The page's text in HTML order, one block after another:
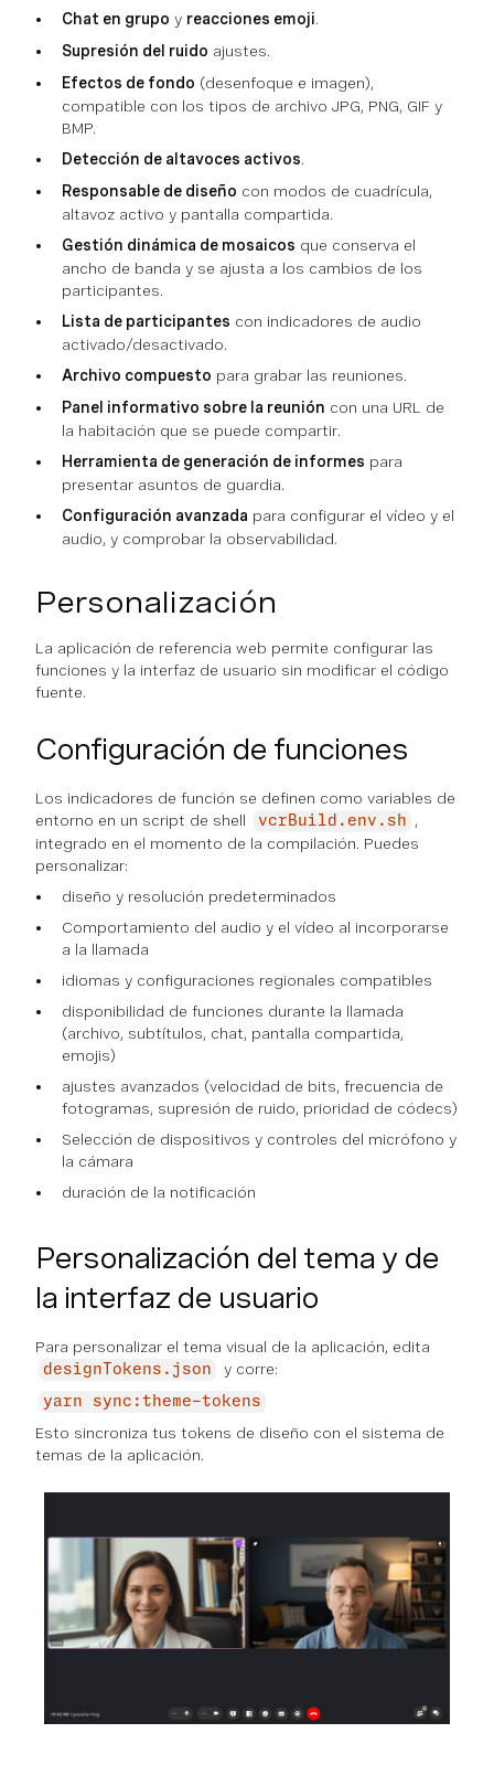
Chat en grupo y reacciones emoji.
Supresión del ruido ajustes.
Efectos de fondo (desenfoque e imagen),
compatible con los tipos de archivo JPG, PNG, GIF y
BMP.
Detección de altavoces activos.
Responsable de diseño con modos de cuadrícula,
altavoz activo y pantalla compartida.
Gestión dinámica de mosaicos que conserva el
ancho de banda y se ajusta a los cambios de los
participantes.
Lista de participantes con indicadores de audio
activado/desactivado.
Archivo compuesto para grabar las reuniones.
Panel informativo sobre la reunión con una URL de
la habitación que se puede compartir.
Herramienta de generación de informes para
presentar asuntos de guardia.
Configuración avanzada para configurar el vídeo y el
audio, y comprobar la observabilidad.
Personalización
La aplicación de referencia web permite configurar las
funciones y la interfaz de usuario sin modificar el código
fuente.
Configuración de funciones
Los indicadores de función se definen como variables de
entorno en un script de shell
vcrBuild.env.sh
,
integrado en el momento de la compilación. Puedes
personalizar:
diseño y resolución predeterminados
Comportamiento del audio y el vídeo al incorporarse
a la llamada
idiomas y configuraciones regionales compatibles
disponibilidad de funciones durante la llamada
(archivo, subtítulos, chat, pantalla compartida,
emojis)
ajustes avanzados (velocidad de bits, frecuencia de
fotogramas, supresión de ruido, prioridad de códecs)
Selección de dispositivos y controles del micrófono y
la cámara
duración de la notificación
Personalización del tema y de
la interfaz de usuario
Para personalizar el tema visual de la aplicación, edita
designTokens.json y corre:
yarn sync:theme-tokens
Esto sincroniza tus tokens de diseño con el sistema de
temas de la aplicación.